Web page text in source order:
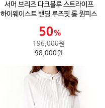
서머 브리즈 다크블루 스트라이프
하이웨이스트 밴딩 루즈핏 롱 원피스
196,000원
98,000원